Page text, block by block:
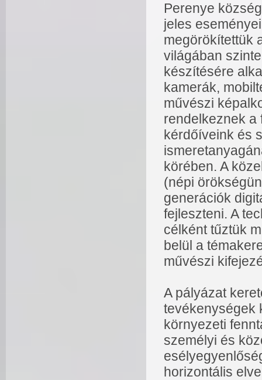
Perenye
jeles
megörökítettük
világában
készítésére
kamerák,
művészi
rendelkeznek a
kérdőíveink és
körében. A
(népi
generációk
fejleszteni. A
célként tűztük
belül a
művészi
A pályázat
tevékenységek
környezeti
személyi és
horizontális